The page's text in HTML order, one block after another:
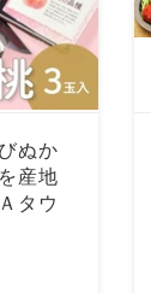
ぬか
産地
タウ